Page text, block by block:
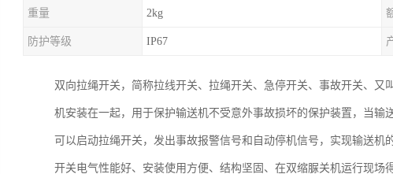
重量 2kg
防护等级 IP67
双向拉绳开关，简称拉线开关、拉绳开关、急停开关、事故开关、
机安装在一起，用于保护输送机不受意外事故损坏的保护装置，当
可以启动拉绳开关，发出事故报警信号和自动停机信号，实现输送
开关电气性能好、安装使用方便、结构坚固、在双缩脲关机运行现场